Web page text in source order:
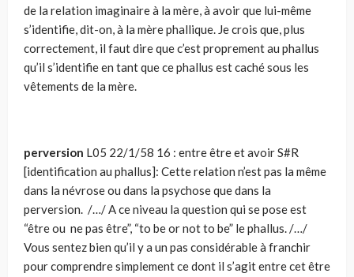
de la relation imaginaire à la mère, à avoir que lui-même
s’identifie, dit-on, à la mère phallique. Je crois que, plus
correctement, il faut dire que c’est proprement au phallus
qu’il s’identifie en tant que ce phallus est caché sous les
vêtements de la mère.
perversion L05 22/1/58 16 : entre être et avoir S#R
[identification au phallus]: Cette relation n’est pas la même
dans la névrose ou dans la psychose que dans la
perversion. /…/ A ce niveau la question qui se pose est
“être ou ne pas être”, “to be or not to be” le phallus. /…/
Vous sentez bien qu’il y a un pas considérable à franchir
pour comprendre simplement ce dont il s’agit entre cet être